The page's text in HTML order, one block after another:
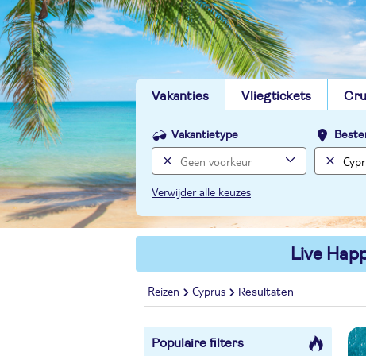
Vakanties Vliegtickets
Vakantietype
Verwijder alle keuzes
Live
Reizen Cyprus Resultaten
Populaire filters